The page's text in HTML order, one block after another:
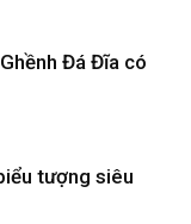
Đá Đĩa có
tượng siêu